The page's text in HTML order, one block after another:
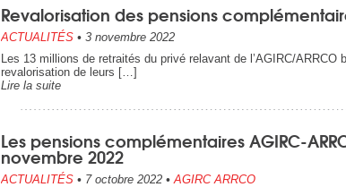
Revalorisation des pensions
ACTUALITÉS • 3 novembre 2022
Les 13 millions de retraités du privé relavant de l’AGIRC/
revalorisation de leurs […]
Lire la suite
Les pensions complémentaires AGIRC-
novembre 2022
ACTUALITÉS • 7 octobre 2022 • AGIRC ARRCO